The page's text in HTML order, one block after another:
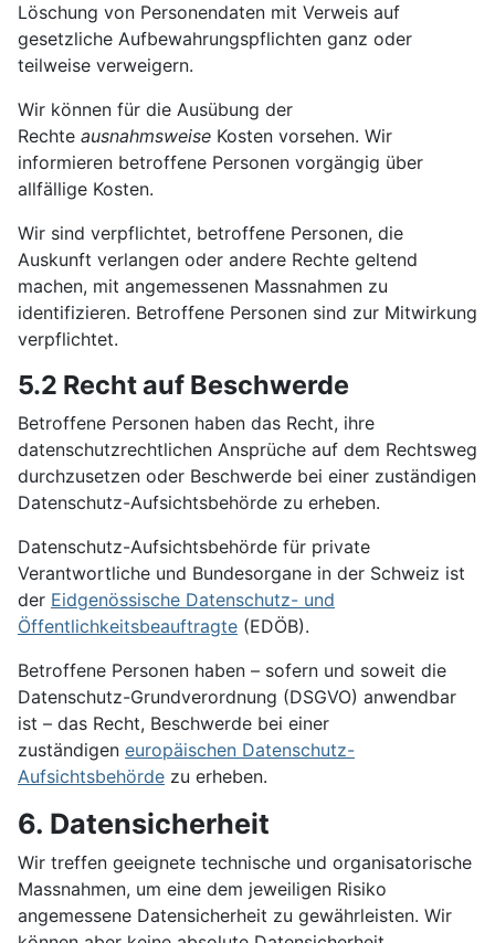
Löschung von Personendaten mit Verweis auf
gesetzliche Aufbewahrungspflichten ganz oder
teilweise verweigern.
Wir können für die Ausübung der
Rechte ausnahmsweise Kosten vorsehen. Wir
informieren betroffene Personen vorgängig über
allfällige Kosten.
Wir sind verpflichtet, betroffene Personen, die
Auskunft verlangen oder andere Rechte geltend
machen, mit angemessenen Massnahmen zu
identifizieren. Betroffene Personen sind zur Mitwirkung
verpflichtet.
5.2 Recht auf Beschwerde
Betroffene Personen haben das Recht, ihre
datenschutzrechtlichen Ansprüche auf dem Rechtsweg
durchzusetzen oder Beschwerde bei einer zuständigen
Datenschutz-Aufsichtsbehörde zu erheben.
Datenschutz-Aufsichtsbehörde für private
Verantwortliche und Bundesorgane in der Schweiz ist
der Eidgenössische Datenschutz- und
Öffentlichkeitsbeauftragte (EDÖB).
Betroffene Personen haben – sofern und soweit die
Datenschutz-Grundverordnung (DSGVO) anwendbar
ist – das Recht, Beschwerde bei einer
zuständigen europäischen Datenschutz-
Aufsichtsbehörde zu erheben.
6. Datensicherheit
Wir treffen geeignete technische und organisatorische
Massnahmen, um eine dem jeweiligen Risiko
angemessene Datensicherheit zu gewährleisten. Wir